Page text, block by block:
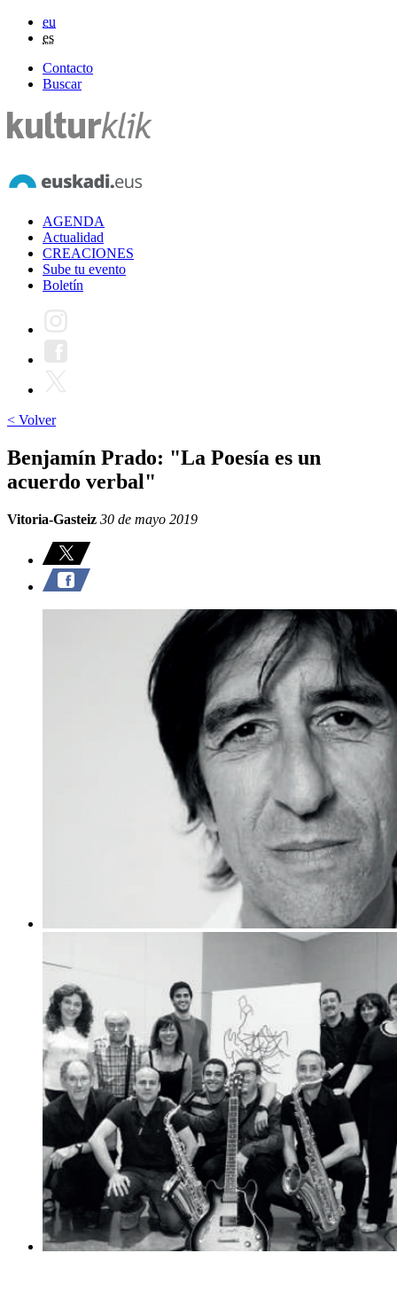
eu
es
Contacto
Buscar
AGENDA
Actualidad
CREACIONES
Sube tu evento
Boletín
< Volver
Benjamín Prado: "La Poesía es un
acuerdo verbal"
Vitoria-Gasteiz 30 de mayo 2019